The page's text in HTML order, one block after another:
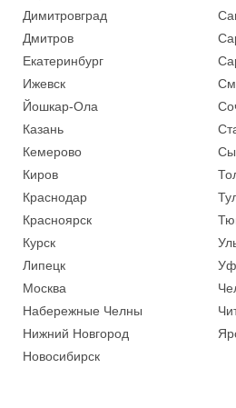
Димитровград
Дмитров
Екатеринбург
Ижевск
Йошкар-Ола
Казань
Кемерово
Киров
Краснодар
Красноярск
Курск
Липецк
Москва
Набережные Челны
Нижний Новгород
Новосибирск